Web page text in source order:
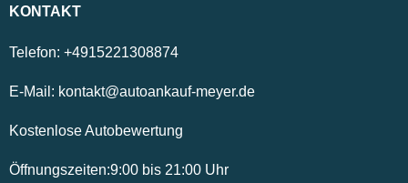
KONTAKT
Telefon: +4915221308874
E-Mail: kontakt@autoankauf-meyer.de
Kostenlose Autobewertung
Öffnungszeiten:9:00 bis 21:00 Uhr